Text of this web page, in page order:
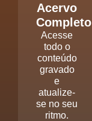
Acervo
Completo
Acesse
todo o
conteúdo
gravado
e
atualize-
se no seu
ritmo.